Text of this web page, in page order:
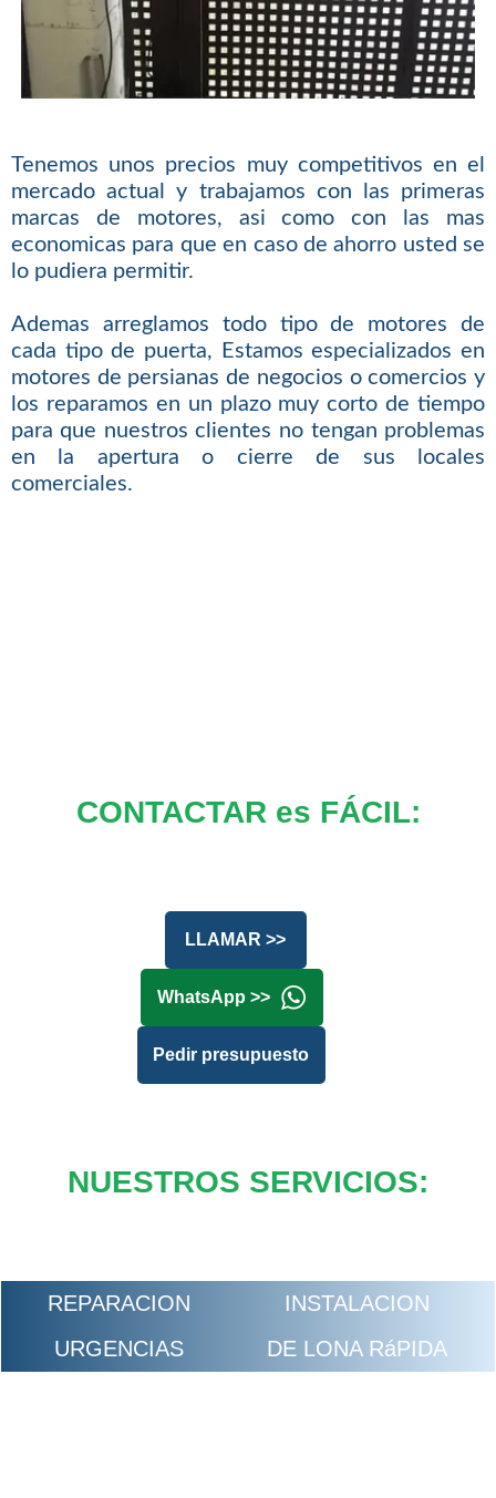
Tenemos unos precios muy competitivos en el
mercado actual y trabajamos con las primeras
marcas de motores, asi como con las mas
economicas para que en caso de ahorro usted se
lo pudiera permitir.
Ademas arreglamos todo tipo de motores de
cada tipo de puerta, Estamos especializados en
motores de persianas de negocios o comercios y
los reparamos en un plazo muy corto de tiempo
para que nuestros clientes no tengan problemas
en la apertura o cierre de sus locales
comerciales.
CONTACTAR es FÁCIL:
LLAMAR >>
WhatsApp >>
Pedir presupuesto
NUESTROS SERVICIOS:
REPARACION
INSTALACION
URGENCIAS
DE LONA RáPIDA